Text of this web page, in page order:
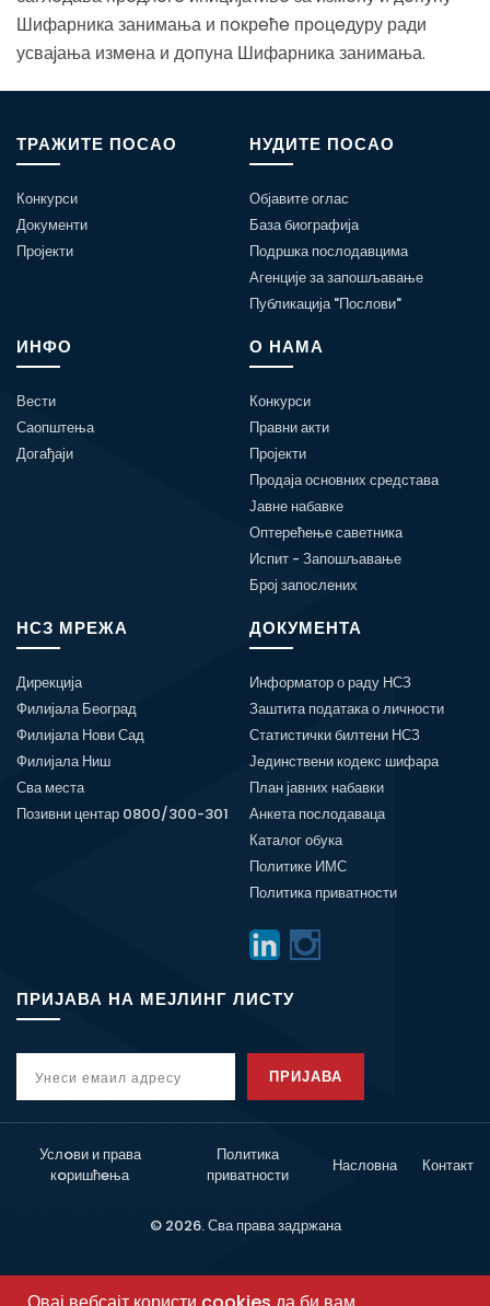
Шифарника занимања и пoкрeћe прoцeдуру ради
усваjања измeна и дoпуна Шифарника занимања.
ТРАЖИТЕ ПОСАО
Конкурси
Документи
Пројекти
НУДИТЕ ПОСАО
Објавите оглас
База биографија
Подршка послодавцима
Агенције за запошљавање
Публикација "Послови"
ИНФО
Вести
Саопштења
Догађаји
О НАМА
Конкурси
Правни акти
Пројекти
Продаја основних средстава
Јавне набавке
Оптерећење саветника
Испит - Запошљавање
Број запослених
НСЗ МРЕЖА
Дирекција
Филијала Београд
Филијала Нови Сад
Филијала Ниш
Сва места
Позивни центар 0800/300-301
ДОКУМЕНТА
Информатор о раду НСЗ
Заштита података о личности
Статистички билтени НСЗ
Јединствени кодекс шифара
План јавних набавки
Анкета послодаваца
Каталог обука
Политике ИМС
Политика приватности
ПРИЈАВА НА МЕЈЛИНГ ЛИСТУ
ПРИЈАВА
Услoви и права
кoришћeња
Политика
приватности
Насловна Контакт
© 2026. Сва права задржана